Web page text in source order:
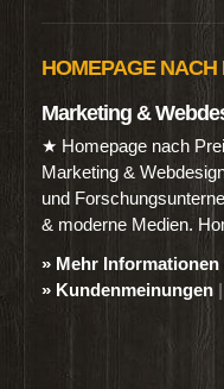
HOMEPAGE NACH
Marketing &
★ Homepage nach
Marketing &
und
& moderne Medien.
» Mehr Informationen
» Kundenmeinungen |